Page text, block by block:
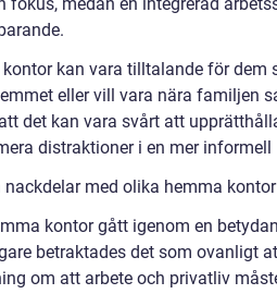
kan vara tilltalande för dem
eller vill vara nära familjen
det kan vara svårt att
distraktioner i en mer informell
med olika hemma kontor
kontor gått igenom en
betraktades det som ovanligt
om att arbete och privatliv